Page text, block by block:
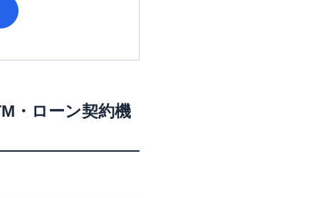
・ローン契約機